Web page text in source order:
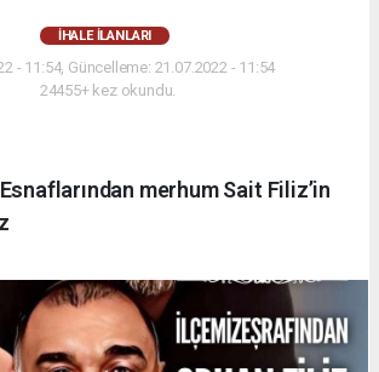
İHALE İLANLARI
- 11:54, Güncelleme: 21.07.2022 - 11:54
24455+ kez okundu.
merhum Sait Filiz’in